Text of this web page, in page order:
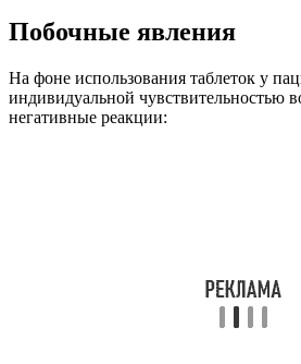
Побочные явления
На фоне использования таблеток у
индивидуальной чувствительностью
негативные реакции: